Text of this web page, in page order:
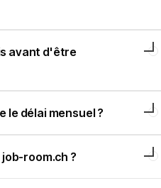
avant d'être
le délai mensuel ?
job-room.ch ?